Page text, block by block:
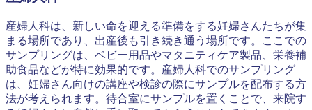
産婦人科は、新しい命を迎える準備をする妊婦さんたちが集
まる場所であり、出産後も引き続き通う場所です。ここでの
サンプリングは、ベビー用品やマタニティケア製品、栄養補
助食品などが特に効果的です。産婦人科でのサンプリング
は、妊婦さん向けの講座や検診の際にサンプルを配布する方
法が考えられます。待合室にサンプルを置くことで、来院す